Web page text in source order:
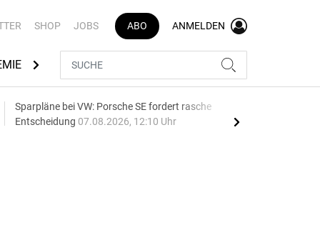
SHOP JOBS ABO ANMELDEN
AUTOMARKEN
Sparpläne bei VW: Porsche SE fordert rasche
Entscheidung 07.08.2026, 12:10 Uhr